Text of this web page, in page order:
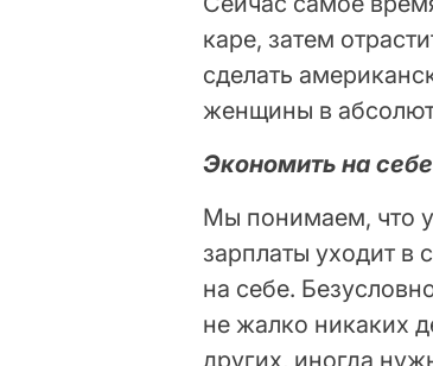
каре, затем
сделать
женщины в
Экономить на себе
Мы понимаем, что
зарплаты уходит в
на себе.
не жалко никаких
других, иногда